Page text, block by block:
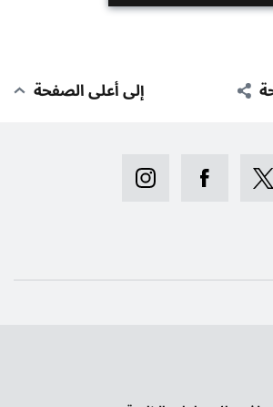
إلى أعلى الصفحة